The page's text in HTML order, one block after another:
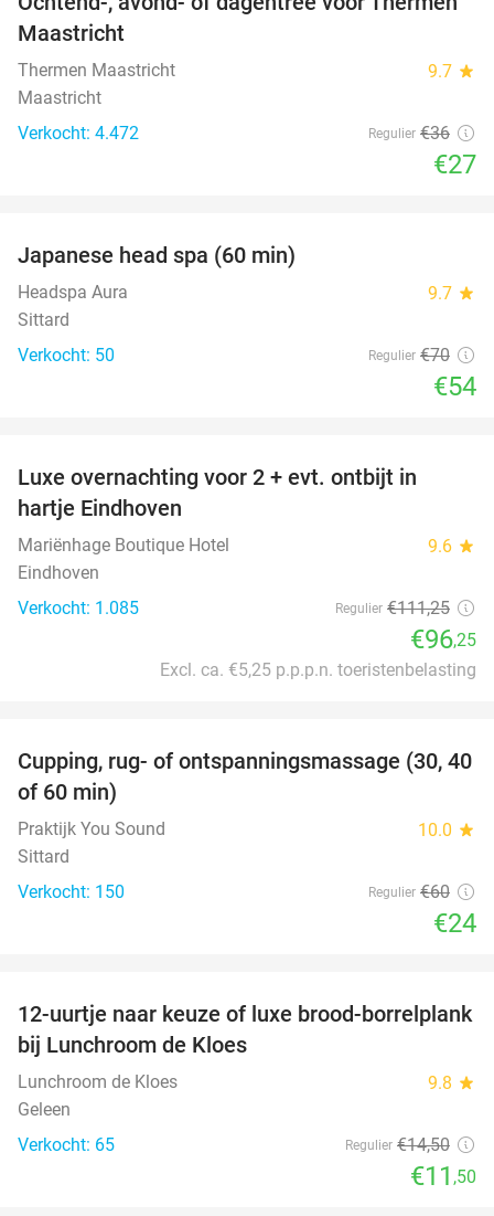
25%
Maastricht
Thermen Maastricht 9.7 star
Maastricht
Verkocht: 4.472
Regulier €36
€27
Japanese head spa (60 min)
Headspa Aura 9.7 star
Sittard
Verkocht: 50
Regulier €70
€54
Luxe overnachting voor 2 + evt. ontbijt in
hartje Eindhoven
Mariënhage Boutique Hotel 9.6 star
Eindhoven
Verkocht: 1.085
Regulier €111,25
€96,25
Excl. ca. €5,25 p.p.p.n. toeristenbelasting
60%
Cupping, rug- of ontspanningsmassage (30, 40
of 60 min)
Praktijk You Sound 10.0 star
Sittard
Verkocht: 150
Regulier €60
€24
21%
12-uurtje naar keuze of luxe brood-borrelplank
bij Lunchroom de Kloes
Lunchroom de Kloes 9.8 star
Geleen
Verkocht: 65
Regulier €14,50
€11 ,50